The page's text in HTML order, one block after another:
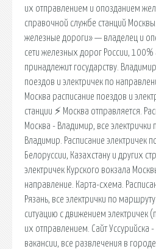
их отправлением и опозданием
справочной службе станций
железные дороги» — владелец и
сети железных дорог России, 100%
принадлежит государству.
поездов и электричек по
Москва расписание поездов и
станции ⚡ Москва отправляется.
Москва - Владимир, все
Владимир. Расписание электричек
Белоруссии, Казахстану и других
электричек Курского вокзала
направление. Карта-схема.
Рязань, все электрички по
ситуацию с движением электричек
их отправлением. Сайт Уссурийска
вакансии, все развлечения в